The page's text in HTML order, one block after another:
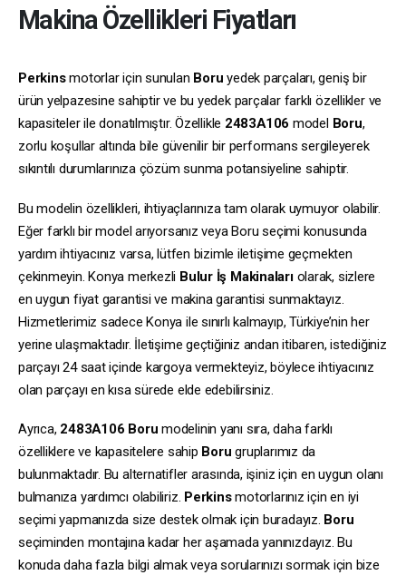
Makina Özellikleri Fiyatları
Perkinsmotorlar için sunulan Boru yedek parçaları, geniş bir
ürün yelpazesine sahiptir ve bu yedek parçalar farklı özellikler ve
kapasiteler ile donatılmıştır. Özellikle 2483A106 model Boru,
zorlu koşullar altında bile güvenilir bir performans sergileyerek
sıkıntılı durumlarınıza çözüm sunma potansiyeline sahiptir.
Bu modelin özellikleri, ihtiyaçlarınıza tam olarak uymuyor olabilir.
Eğer farklı bir model arıyorsanız veya Boru seçimi konusunda
yardım ihtiyacınız varsa, lütfen bizimle iletişime geçmekten
çekinmeyin. Konya merkezli Bulur İş Makinalarıolarak, sizlere
en uygun fiyat garantisi ve makina garantisi sunmaktayız.
Hizmetlerimiz sadece Konya ile sınırlı kalmayıp, Türkiye’nin her
yerine ulaşmaktadır. İletişime geçtiğiniz andan itibaren, istediğiniz
parçayı 24 saat içinde kargoya vermekteyiz, böylece ihtiyacınız
olan parçayı en kısa sürede elde edebilirsiniz.
Ayrıca, 2483A106 Boru modelinin yanı sıra, daha farklı
özelliklere ve kapasitelere sahip Boru gruplarımız da
bulunmaktadır. Bu alternatifler arasında, işiniz için en uygun olanı
bulmanıza yardımcı olabiliriz. Perkinsmotorlarınız için en iyi
seçimi yapmanızda size destek olmak için buradayız. Boru
seçiminden montajına kadar her aşamada yanınızdayız. Bu
konuda daha fazla bilgi almak veya sorularınızı sormak için bize